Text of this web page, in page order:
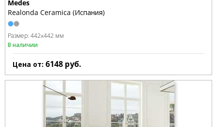
Medes
Realonda Ceramica (Испания)
Размер: 442x442 мм
В наличии
Цена от: 6148 руб.